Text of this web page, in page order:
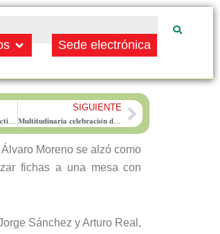
Open ServiciosSede electrónica
𝐂𝐨𝐧𝐭𝐢𝐧𝐮́𝐚𝐧 𝐥𝐨𝐬 𝐭𝐨𝐫𝐧𝐞𝐨𝐬 𝐲 𝐚𝐜𝐭𝐢𝐯𝐢𝐝𝐚𝐝𝐞𝐬 𝐝𝐞 𝐥𝐚 𝐒𝐞𝐦𝐚𝐧𝐚 𝐂𝐮𝐥𝐭𝐮𝐫𝐚𝐥 𝐝𝐞 𝐥𝐚𝐬 𝐅𝐢𝐞𝐬𝐭𝐚𝐬 𝐝𝐞 𝐒𝐚𝐧 𝐑𝐨𝐪𝐮𝐞 𝟐𝟎𝟐𝟓 𝐞𝐧 𝐅𝐨𝐧𝐭𝐚𝐧𝐚𝐫: 𝐣𝐮𝐞𝐯𝐞𝐬 𝟕 𝐝𝐞 𝐚𝐠𝐨𝐬𝐭𝐨
SIGUIENTENext
Moreno se alzó como
fichas a una mesa con
Sánchez y Arturo Real,